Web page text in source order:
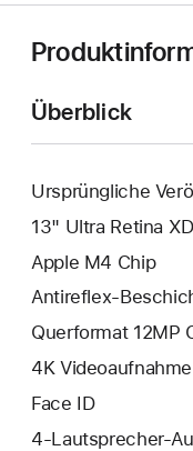
Überblick
Ursprüngliche
13" Ultra Retina
Apple M4 Chip
Antireflex-
Querformat 12MP
4K Video­aufnahme
Face ID
4‑Lautsprecher-